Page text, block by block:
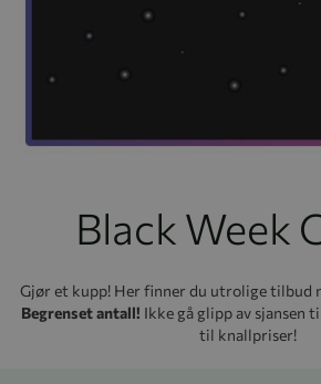
Black Week
Gjør et kupp! Her finner du utrolige tilbud
Begrenset antall! Ikke gå glipp av sjansen
til knallpriser!